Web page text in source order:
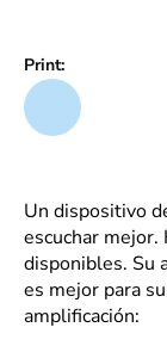
Print:
Un dispositivo
escuchar
disponibles. Su
es mejor para
amplificación: